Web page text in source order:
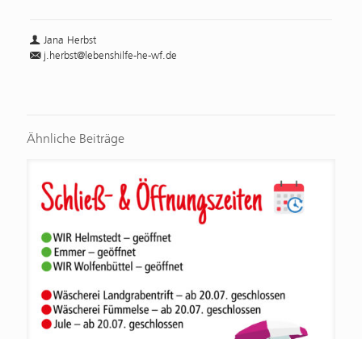
Jana Herbst
j.herbst@lebenshilfe-he-wf.de
Ähnliche Beiträge